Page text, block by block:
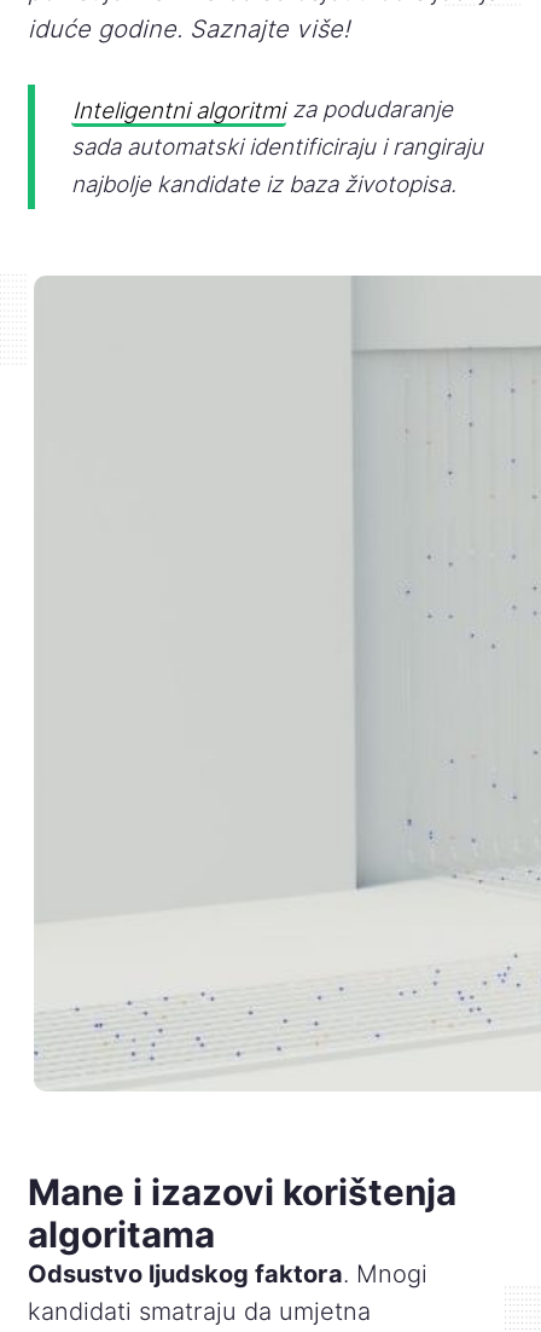
iduće godine. Saznajte više!
Inteligentni algoritmiza podudaranje
sada automatski identificiraju i rangiraju
najbolje kandidate iz baza životopisa.
Mane i izazovi korištenja
algoritama
Odsustvo ljudskog faktora. Mnogi
kandidati smatraju da umjetna